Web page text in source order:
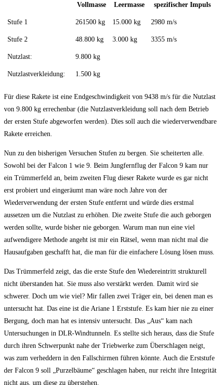
Vollmasse Leermasse spezifischer Impuls
Stufe 1 261500 kg 15.000 kg 2980 m/s
Stufe 2 48.800 kg 3.000 kg 3355 m/s
Nutzlast: 9.800 kg
Nutzlastverkleidung: 1.500 kg
Für diese Rakete ist eine Endgeschwindigkeit von 9438 m/s für die Nutzlast
von 9.800 kg errechenbar (die Nutzlastverkleidung soll nach dem Betrieb
der ersten Stufe abgeworfen werden). Dies soll auch die wiederverwendbare
Rakete erreichen.
Nun zu den bisherigen Versuchen Stufen zu bergen. Sie scheiterten alle.
Sowohl bei der Falcon 1 wie 9. Beim Jungfernflug der Falcon 9 kam nur
ein Trümmerfeld an, beim zweiten Flug dieser Rakete wurde es gar nicht
erst probiert und eingeräumt man wäre noch Jahre von der
Wiederverwendung der ersten Stufe entfernt und würde dies erstmal
aussetzen um die Nutzlast zu erhöhen. Die zweite Stufe die auch geborgen
werden sollte, wurde bisher nie geborgen. Warum man nun eine viel
aufwendigere Methode angeht ist mir ein Rätsel, wenn man nicht mal die
Hausaufgaben geschafft hat, die man für die einfachere Lösung lösen muss.
Das Trümmerfeld zeigt, das die erste Stufe den Wiedereintritt strukturell
nicht überstanden hat. Sie muss also verstärkt werden. Damit wird sie
schwerer. Doch um wie viel? Mir fallen zwei Träger ein, bei denen man es
untersucht hat. Das eine ist die Ariane 1 Erststufe. Es kam hier nie zu einer
Bergung, doch man hat es intensiv untersucht. Das „Aus“ kam nach
Untersuchungen in DLR-Windtunneln. Es stellte sich heraus, dass die Stufe
durch ihren Schwerpunkt nahe der Triebwerke zum Überschlagen neigt,
was zum verheddern in den Fallschirmen führen könnte. Auch die Erststufe
der Falcon 9 soll „Purzelbäume“ geschlagen haben, nur reicht ihre Integrität
nicht aus, um diese zu überstehen.